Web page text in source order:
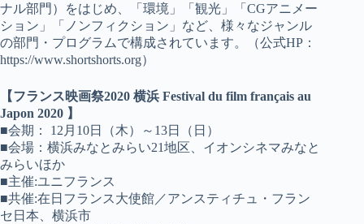
ナル部門）をはじめ、「環境」「観光」「CGアニメー
ション」「ノンフィクション」など、様々なジャンル
の部門・プログラムで構成されています。（公式HP：
https://www.shortshorts.org）
【フランス映画祭2020 横浜 Festival du film français au
Japon 2020 】
■会期： 12月10日（木）～13日（日）
■会場：横浜みなとみらい21地区、イオンシネマみなと
みらいほか
■主催:ユニフランス
■共催:在日フランス大使館／アンスティチュ・フラン
セ日本、横浜市